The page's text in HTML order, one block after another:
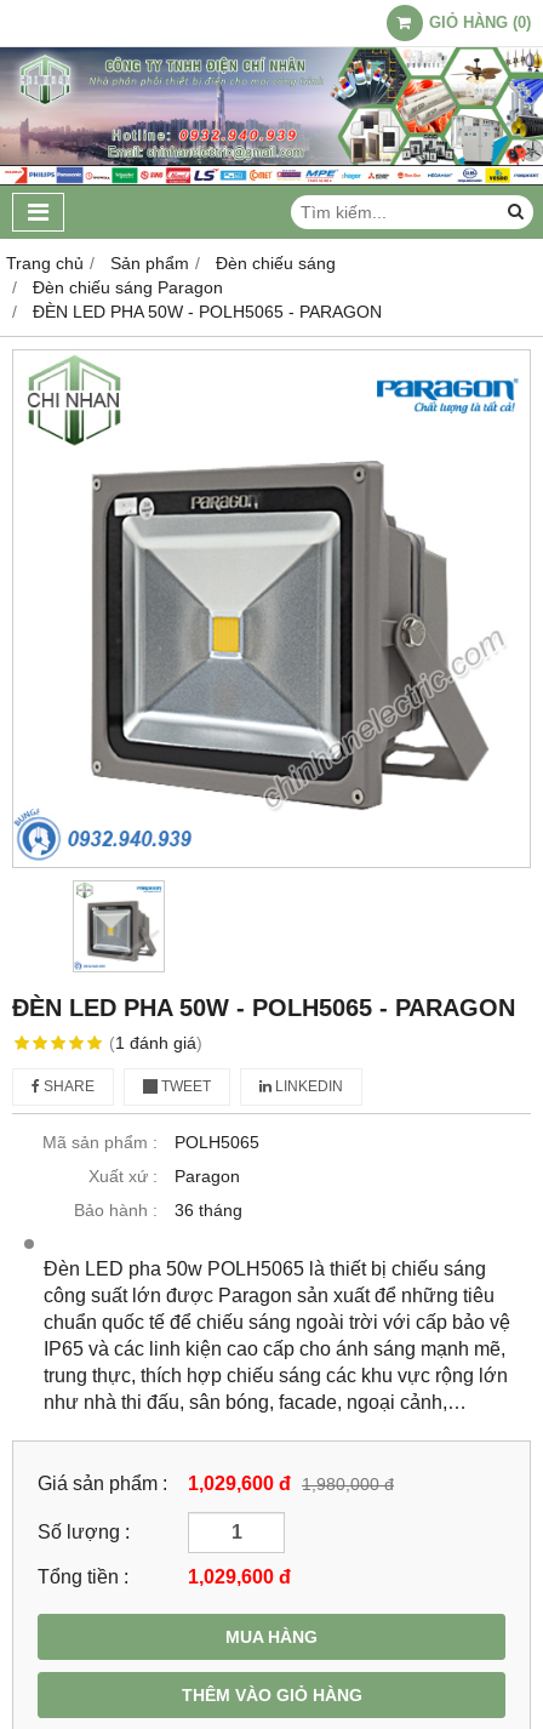
GIỎ HÀNG (0)
Trang chủ Sản phẩm
Đèn chiếu sáng
Đèn chiếu sáng Paragon
ĐÈN LED PHA 50W - POLH5065 - PARAGON
ĐÈN LED PHA 50W - POLH5065 - PARAGON
(1 đánh giá)
SHARE TWEET LINKEDIN
Mã sản phẩm :
POLH5065
Xuất xứ :
Paragon
Bảo hành :
36 tháng
Đèn LED pha 50w POLH5065 là thiết bị chiếu sáng
công suất lớn được Paragon sản xuất để những tiêu
chuẩn quốc tế để chiếu sáng ngoài trời với cấp bảo vệ
IP65 và các linh kiện cao cấp cho ánh sáng mạnh mẽ,
trung thực, thích hợp chiếu sáng các khu vực rộng lớn
như nhà thi đấu, sân bóng, facade, ngoại cảnh,…
Giá sản phẩm : 1,029,600 đ 1,980,000 đ
Số lượng :
Tổng tiền : 1,029,600 đ
MUA HÀNG
THÊM VÀO GIỎ HÀNG